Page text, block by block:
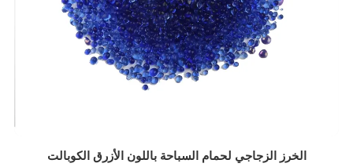
الخرز الزجاجي لحمام السباحة باللون الأزرق الكوبالت